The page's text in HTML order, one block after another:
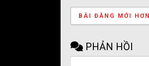
BÀI ĐĂNG MỚI HƠN
PHẢN HỒI